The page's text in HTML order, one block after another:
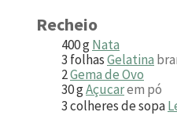
Recheio
400gNata
3 folhasGelatina
2Gema de Ovo
30gAçucarem pó
3colheres de sopa